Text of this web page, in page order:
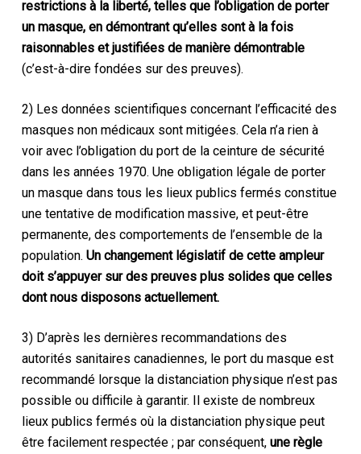
restrictions à la liberté, telles que l’obligation de porter
un masque, en démontrant qu’elles sont à la fois
raisonnables et justifiées de manière démontrable
(c’est-à-dire fondées sur des preuves).
2) Les données scientifiques concernant l’efficacité des
masques non médicaux sont mitigées. Cela n’a rien à
voir avec l’obligation du port de la ceinture de sécurité
dans les années 1970. Une obligation légale de porter
un masque dans tous les lieux publics fermés constitue
une tentative de modification massive, et peut-être
permanente, des comportements de l’ensemble de la
population. Un changement législatif de cette ampleur
doit s’appuyer sur des preuves plus solides que celles
dont nous disposons actuellement.
3) D’après les dernières recommandations des
autorités sanitaires canadiennes, le port du masque est
recommandé lorsque la distanciation physique n’est pas
possible ou difficile à garantir. Il existe de nombreux
lieux publics fermés où la distanciation physique peut
être facilement respectée ; par conséquent, une règle